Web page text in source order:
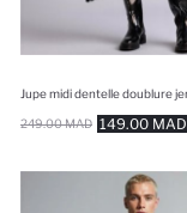
149.00 MAD
249.00 MAD